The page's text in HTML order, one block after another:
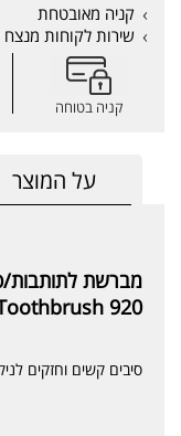
קניה מאובטחת
שירות לקוחות מנצח
קניה בטוחה
על המוצר
מברשת לתותבות/
920
סיבים קשים וחזקים